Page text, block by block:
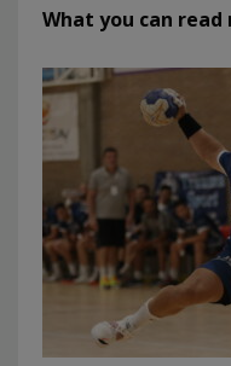
What you can read